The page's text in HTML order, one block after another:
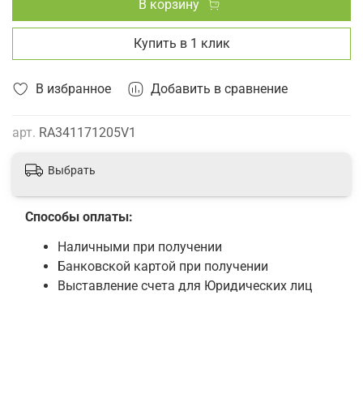
В избранное Добавить в сравнение
арт. RA341171205V1
В корзину
Купить в 1 клик
Выбрать
Способы оплаты:
Наличными при получении
Банковской картой при получении
Выставление счета для Юридических лиц